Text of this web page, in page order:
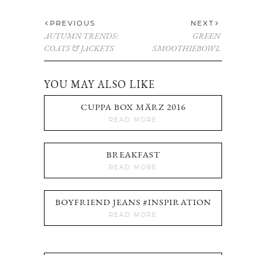
PREVIOUS
AUTUMN TRENDS:
COATS & JACKETS
NEXT
GREEN
SMOOTHIEBOWL
YOU MAY ALSO LIKE
CUPPA BOX MÄRZ 2016
READ MORE
BREAKFAST
READ MORE
BOYFRIEND JEANS #INSPIRATION
READ MORE